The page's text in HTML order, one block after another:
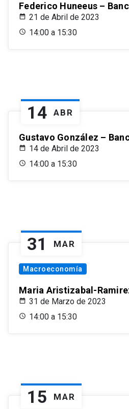
Federico Huneeus –
21 de Abril de 2023
14:00 a 15:30
14 ABR
Gustavo González –
14 de Abril de 2023
14:00 a 15:30
31 MAR
Macroeconomía
Maria Aristizabal-
31 de Marzo de 2023
14:00 a 15:30
15 MAR